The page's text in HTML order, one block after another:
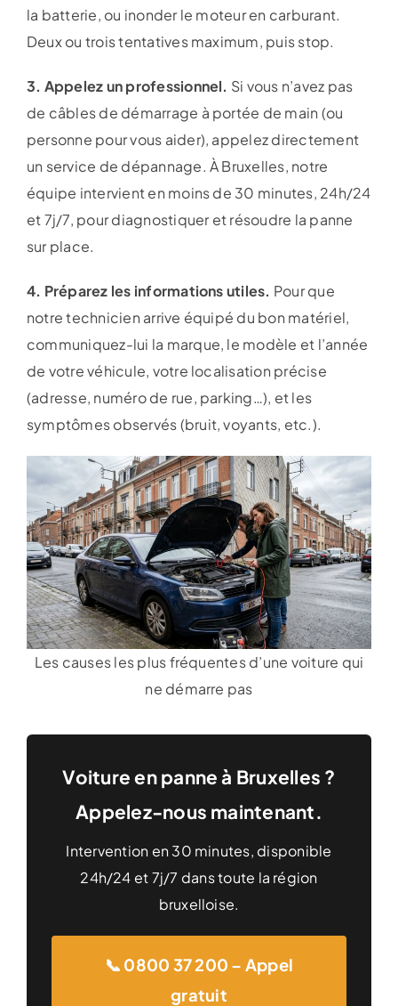
la batterie, ou inonder le moteur en carburant.
Deux ou trois tentatives maximum, puis stop.
3. Appelez un professionnel. Si vous n’avez pas
de câbles de démarrage à portée de main (ou
personne pour vous aider), appelez directement
un service de dépannage. À Bruxelles, notre
équipe intervient en moins de 30 minutes, 24h/24
et 7j/7, pour diagnostiquer et résoudre la panne
sur place.
4. Préparez les informations utiles. Pour que
notre technicien arrive équipé du bon matériel,
communiquez-lui la marque, le modèle et l’année
de votre véhicule, votre localisation précise
(adresse, numéro de rue, parking…), et les
symptômes observés (bruit, voyants, etc.).
Les causes les plus fréquentes d’une voiture qui
ne démarre pas
Voiture en panne à Bruxelles ?
Appelez-nous maintenant.
Intervention en 30 minutes, disponible
24h/24 et 7j/7 dans toute la région
bruxelloise.
📞 0800 37 200 – Appel
gratuit